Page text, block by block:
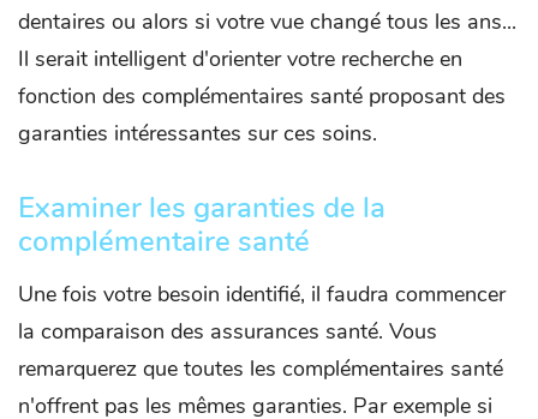
dentaires ou alors si votre vue changé tous les ans...
Il serait intelligent d'orienter votre recherche en
fonction des complémentaires santé proposant des
garanties intéressantes sur ces soins.
Examiner les garanties de la
complémentaire santé
Une fois votre besoin identifié, il faudra commencer
la comparaison des assurances santé. Vous
remarquerez que toutes les complémentaires santé
n'offrent pas les mêmes garanties. Par exemple si